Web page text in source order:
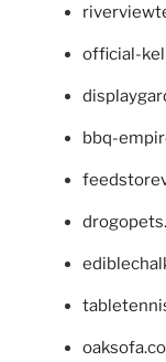
official-
bbq-